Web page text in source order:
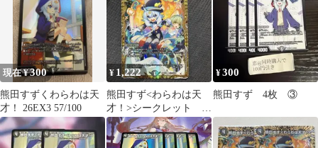
現在 ¥300
熊田すずくわらわは天
才！ 26EX3 57/100
¥ 1,222
熊田すず<わらわは天
才！>シークレット １
枚
¥300
熊田すず 4枚 ③